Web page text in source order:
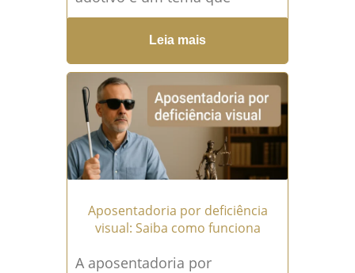
desperta inúmeras dúvidas e
preocupações. Imagine perder
um ente querido e,...Leia
mais →
Leia mais
Aposentadoria por deficiência
visual: Saiba como funciona
A aposentadoria por